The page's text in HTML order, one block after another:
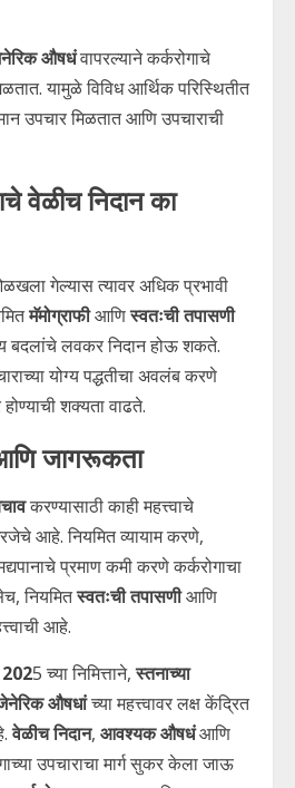
औषधंवापरल्याने कर्करोगाचे
यामुळे विविध आर्थिक परिस्थितीत
उपचार मिळतात आणि उपचाराची
वेळीच निदान का
गेल्यास त्यावर अधिक प्रभावी
मॅमोग्राफीआणिस्वतःची तपासणी
बदलांचे लवकर निदान होऊ शकते.
योग्य पद्धतीचा अवलंब करणे
शक्यता वाढते.
जागरूकता
करण्यासाठी काही महत्त्वाचे
आहे. नियमित व्यायाम करणे,
प्रमाण कमी करणे कर्करोगाचा
नियमितस्वतःची तपासणीआणि
आहे.
5 च्या निमित्ताने,स्तनाच्या
औषधांच्या महत्त्वावर लक्ष केंद्रित
वेळीच निदान, आवश्यक औषधंआणि
उपचाराचा मार्ग सुकर केला जाऊ